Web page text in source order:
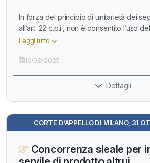
In forza del principio di unitarietà dei
all’art. 22 c.p.i., non è consentito l’uso
Leggi tutto
16/08/2025
Dettagli
CORTE D'APPELLO DI MILANO, 31
Concorrenza sleale per